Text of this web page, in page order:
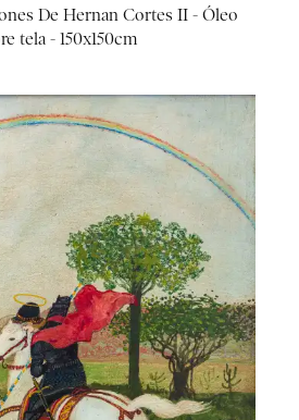
De Hernan Cortes II - Óleo
tela - 150x150cm